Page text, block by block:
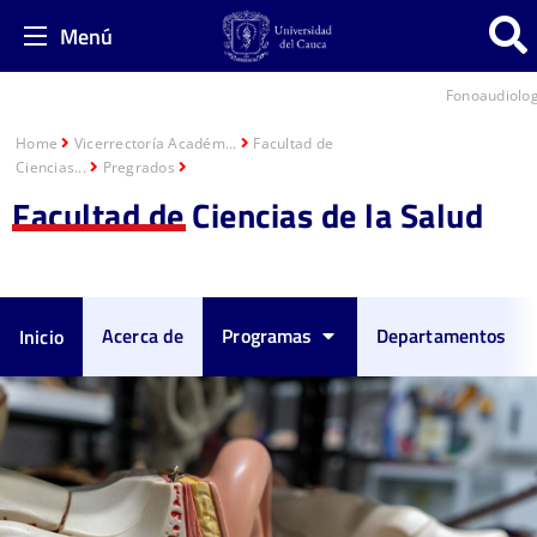
Menú
Home Vicerrectoría Académ...
Facultad de
Ciencias...
Pregrados
Facultad de Ciencias de la Salud
Inicio Acerca de Programas Departamentos